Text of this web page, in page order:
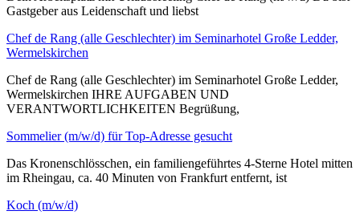
Gastgeber aus Leidenschaft und liebst
Chef de Rang (alle Geschlechter) im Seminarhotel Große Ledder,
Wermelskirchen
Chef de Rang (alle Geschlechter) im Seminarhotel Große Ledder,
Wermelskirchen IHRE AUFGABEN UND
VERANTWORTLICHKEITEN Begrüßung,
Sommelier (m/w/d) für Top-Adresse gesucht
Das Kronenschlösschen, ein familiengeführtes 4-Sterne Hotel mitten
im Rheingau, ca. 40 Minuten von Frankfurt entfernt, ist
Koch (m/w/d)